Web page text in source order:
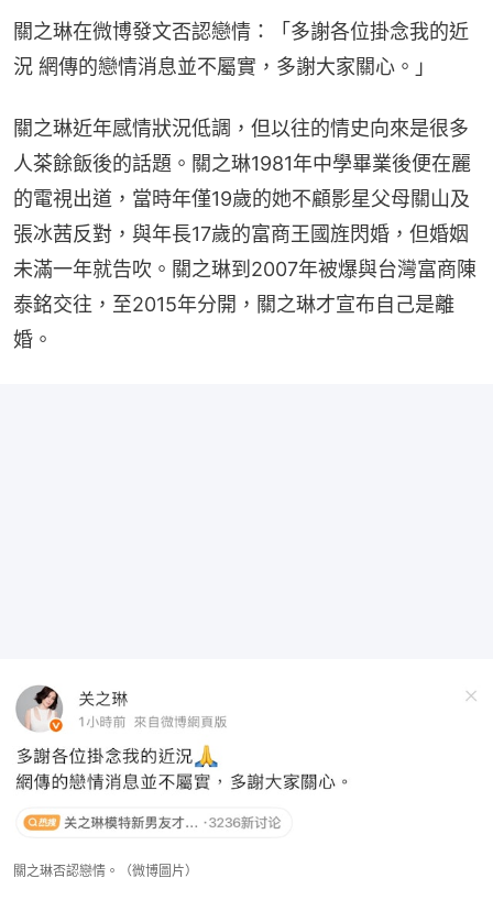
關之琳在微博發文否認戀情：「多謝各位掛念我的近
況 網傳的戀情消息並不屬實，多謝大家關心。」
關之琳近年感情狀況低調，但以往的情史向來是很多
人茶餘飯後的話題。關之琳1981年中學畢業後便在麗
的電視出道，當時年僅19歲的她不顧影星父母關山及
張冰茜反對，與年長17歲的富商王國旌閃婚，但婚姻
未滿一年就告吹。關之琳到2007年被爆與台灣富商陳
泰銘交往，至2015年分開，關之琳才宣布自己是離
婚。
關之琳否認戀情。（微博圖片）